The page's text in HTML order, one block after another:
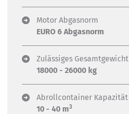
Motor Abgasnorm
EURO 6 Abgasnorm
Zulässiges Gesamtgewicht
18000 - 26000 kg
Abrollcontainer Kapazität
10 - 40 m3